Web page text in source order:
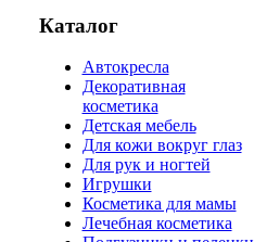
Каталог
Автокресла
Декоративная
косметика
Детская мебель
Для кожи вокруг глаз
Для рук и ногтей
Игрушки
Косметика для мамы
Лечебная косметика